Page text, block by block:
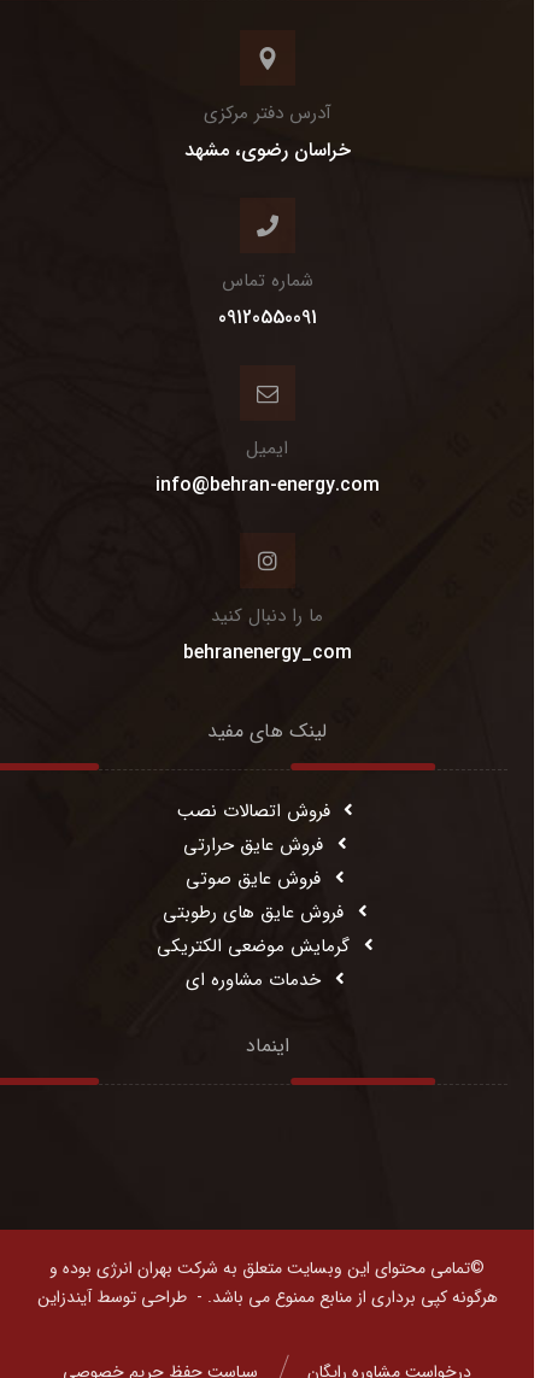
آدرس دفتر مرکزی
خراسان رضوی، مشهد
شماره تماس
09120550091
ایمیل
info@behran-energy.com
ما را دنبال کنید
behranenergy_com
لینک های مفید
فروش اتصالات نصب
فروش عایق حرارتی
فروش عایق صوتی
فروش عایق های رطوبتی
گرمایش موضعی الکتریکی
خدمات مشاوره ای
اینماد
©تمامی محتوای این وبسایت متعلق به شرکت بهران انرژی بوده و
هرگونه کپی برداری از منابع ممنوع می باشد. -طراحی توسط آیندزاین
سیاست حفظ حریم خصوصی درخواست مشاوره رایگان